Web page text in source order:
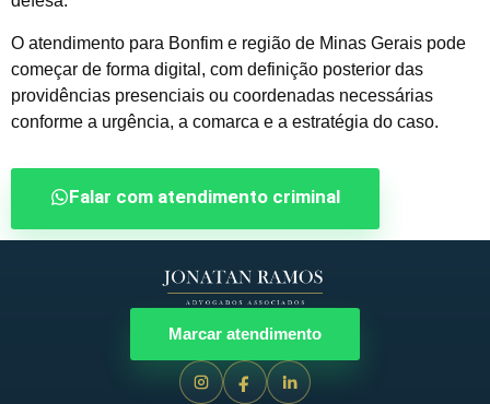
O atendimento para Bonfim e região de Minas Gerais pode
começar de forma digital, com definição posterior das
providências presenciais ou coordenadas necessárias
conforme a urgência, a comarca e a estratégia do caso.
Falar com atendimento criminal
Marcar atendimento